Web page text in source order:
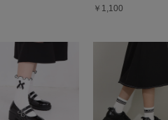
￥1,100